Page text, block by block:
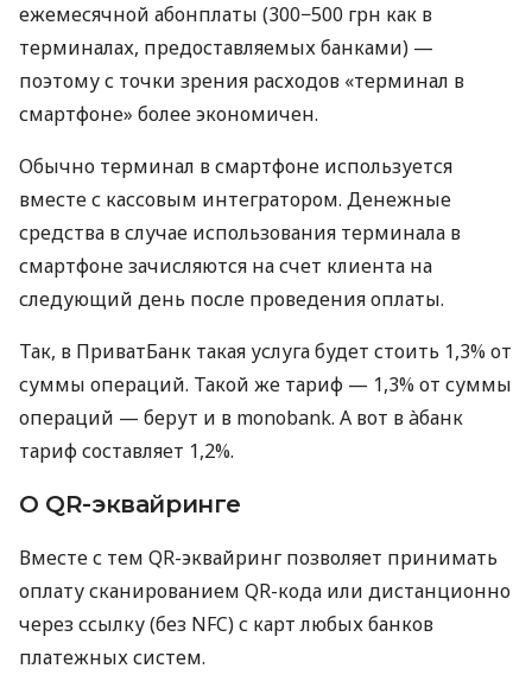
ежемесячной абонплаты (300−500 грн как в
терминалах, предоставляемых банками) —
поэтому с точки зрения расходов «терминал в
смартфоне» более экономичен.
Обычно терминал в смартфоне используется
вместе с кассовым интегратором. Денежные
средства в случае использования терминала в
смартфоне зачисляются на счет клиента на
следующий день после проведения оплаты.
Так, в ПриватБанк такая услуга будет стоить 1,3% от
суммы операций. Такой же тариф — 1,3% от суммы
операций — берут и в monobank. А вот в àбанк
тариф составляет 1,2%.
О QR-эквайринге
Вместе с тем QR-эквайринг позволяет принимать
оплату сканированием QR-кода или дистанционно
через ссылку (без NFC) с карт любых банков
платежных систем.